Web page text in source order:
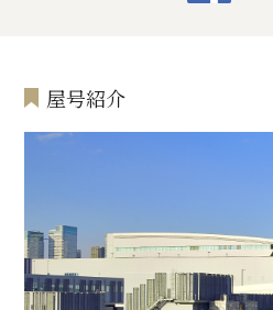
屋号紹介